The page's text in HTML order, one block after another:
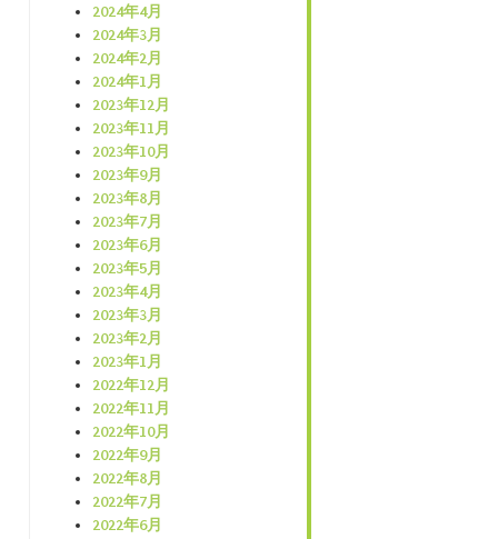
2024年4月
2024年3月
2024年2月
2024年1月
2023年12月
2023年11月
2023年10月
2023年9月
2023年8月
2023年7月
2023年6月
2023年5月
2023年4月
2023年3月
2023年2月
2023年1月
2022年12月
2022年11月
2022年10月
2022年9月
2022年8月
2022年7月
2022年6月